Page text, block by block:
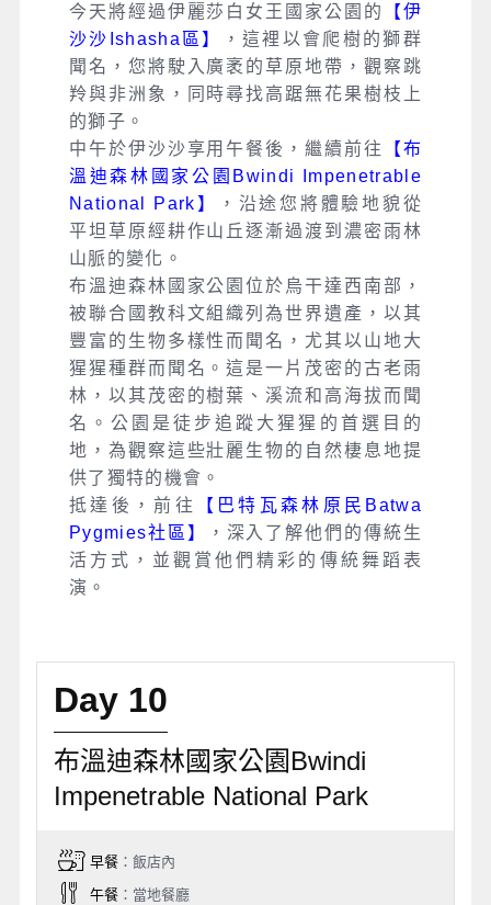
今天將經過伊麗莎白女王國家公園的
【伊
沙沙Ishasha區】
，這裡以會爬樹的獅群
聞名，您將駛入廣袤的草原地帶，觀察跳
羚與非洲象，同時尋找高踞無花果樹枝上
的獅子。
中午於伊沙沙享用午餐後，繼續前往
【布
溫迪森林國家公園Bwindi Impenetrable
National Park】
，沿途您將體驗地貌從
平坦草原經耕作山丘逐漸過渡到濃密雨林
山脈的變化。
布溫迪森林國家公園位於烏干達西南部，
被聯合國教科文組織列為世界遺產，以其
豐富的生物多樣性而聞名，尤其以山地大
猩猩種群而聞名。這是一片茂密的古老雨
林，以其茂密的樹葉、溪流和高海拔而聞
名。公園是徒步追蹤大猩猩的首選目的
地，為觀察這些壯麗生物的自然棲息地提
供了獨特的機會。
抵達後，前往
【巴特瓦森林原民Batwa
Pygmies社區】
，深入了解他們的傳統生
活方式，並觀賞他們精彩的傳統舞蹈表
演。
Day 10
布溫迪森林國家公園Bwindi
Impenetrable National Park
早餐：飯店內
午餐：當地餐廳